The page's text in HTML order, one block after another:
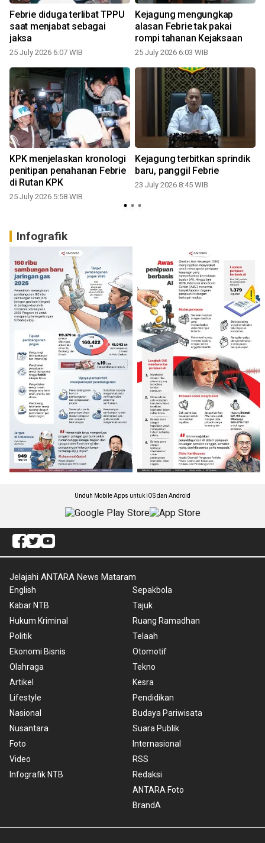
Febrie diduga terlibat TPPU
saat menjabat sebagai
jaksa
25 July 2026 6:07 WIB
Kejagung mengungkap
alasan Febrie tak pakai
rompi tahanan Kejaksaan
25 July 2026 6:03 WIB
KPK menjelaskan kronologi
penitipan penahanan Febrie
di Rutan KPK
25 July 2026 5:58 WIB
Kejagung terbitkan sprindik
baru, panggil Febrie
23 July 2026 8:45 WIB
Infografik
Unduh Mobile Apps untuk iOS dan Android
Jelajahi ANTARA News Mataram
English
Kabar NTB
Hukum Kriminal
Politik
Ekonomi Bisnis
Olahraga
Artikel
Lifestyle
Nasional
Nusantara
Foto
Video
Infografik NTB
Sepakbola
Tajuk
Ruang Ramadhan
Telaah
Otomotif
Tekno
Kesra
Pendidikan
Budaya Pariwisata
Suara Publik
Internasional
RSS
Redaksi
ANTARA Foto
BrandA